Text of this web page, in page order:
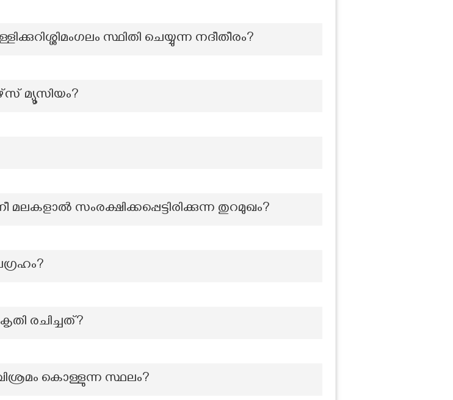
സ്ഥിതി ചെയ്യുന്ന നദീതീരം?
മ്യൂസിയം?
സംരക്ഷിക്കപ്പെട്ടിരിക്കുന്ന തുറമുഖം?
രചിച്ചത്?
കൊള്ളുന്ന സ്ഥലം?